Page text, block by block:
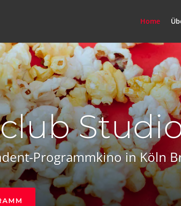
Home
Programmkino in Köln